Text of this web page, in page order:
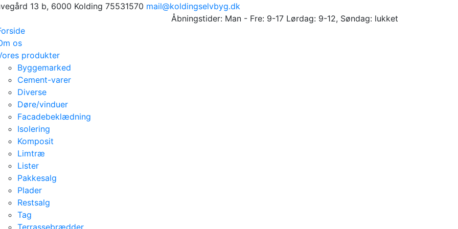
13 b, 6000 Kolding 75531570 mail@koldingselvbyg.dk
Åbningstider: Man - Fre: 9-17 Lørdag: 9-12, Søndag: lukket
os
produkter
Byggemarked
Cement-varer
Diverse
Døre/vinduer
Facadebeklædning
Isolering
Komposit
Limtræ
Lister
Pakkesalg
Plader
Restsalg
Tag
Terrassebrædder